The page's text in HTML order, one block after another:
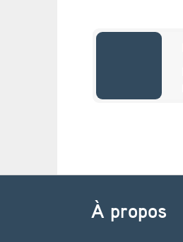
l
n
d
i
t
Navigation de l’article
À propos